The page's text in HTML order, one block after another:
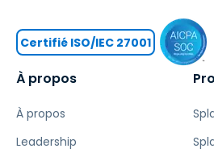
À propos
À propos
Leadership
Certifié ISO/IEC 27001